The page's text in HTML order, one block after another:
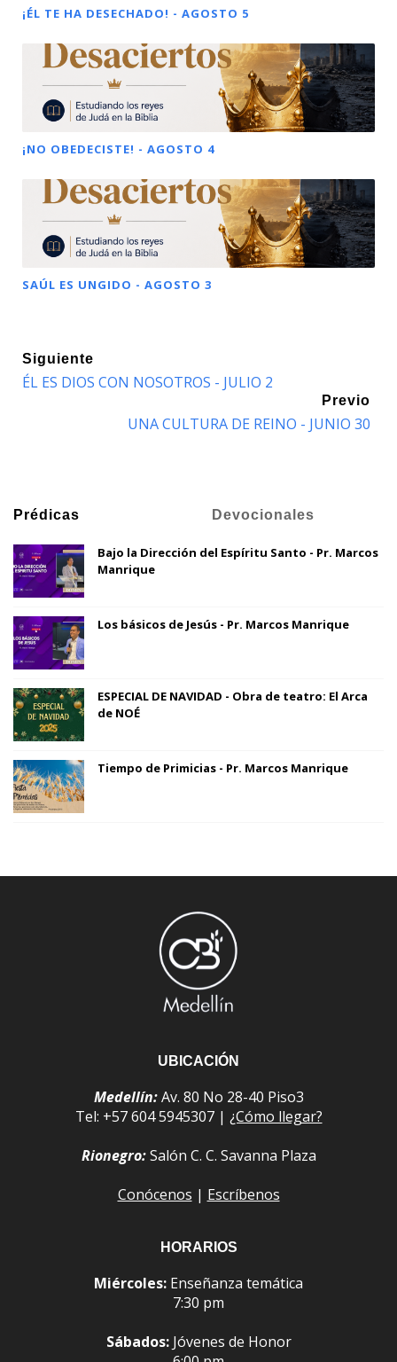
¡ÉL TE HA DESECHADO! - AGOSTO 5
¡NO OBEDECISTE! - AGOSTO 4
SAÚL ES UNGIDO - AGOSTO 3
Siguiente
ÉL ES DIOS CON NOSOTROS - JULIO 2
Previo
UNA CULTURA DE REINO - JUNIO 30
Prédicas Devocionales
Bajo la Dirección del Espíritu Santo - Pr. Marcos
Manrique
Los básicos de Jesús - Pr. Marcos Manrique
ESPECIAL DE NAVIDAD - Obra de teatro: El Arca
de NOÉ
Tiempo de Primicias - Pr. Marcos Manrique
UBICACIÓN
Medellín:Av. 80 No 28-40 Piso3
Tel: +57 604 5945307 | ¿Cómo llegar?
Rionegro:Salón C. C. Savanna Plaza
Conócenos | Escríbenos
HORARIOS
Miércoles: Enseñanza temática
7:30 pm
Sábados:Jóvenes de Honor